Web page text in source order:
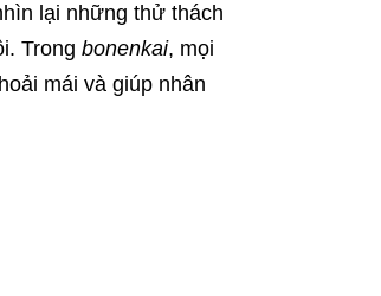
lại những thử thách
Trong bonenkai, mọi
mái và giúp nhân